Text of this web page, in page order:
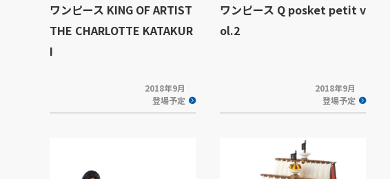
ワンピース KING OF ARTIST
THE CHARLOTTE KATAKUR
I
2018年9月
登場予定
ワンピース Q posket petit v
ol.2
2018年9月
登場予定